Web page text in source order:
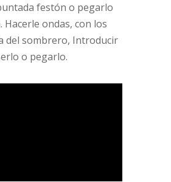
festón o pegarlo
Hacerle ondas, con los
del sombrero, Introducir
o pegarlo.